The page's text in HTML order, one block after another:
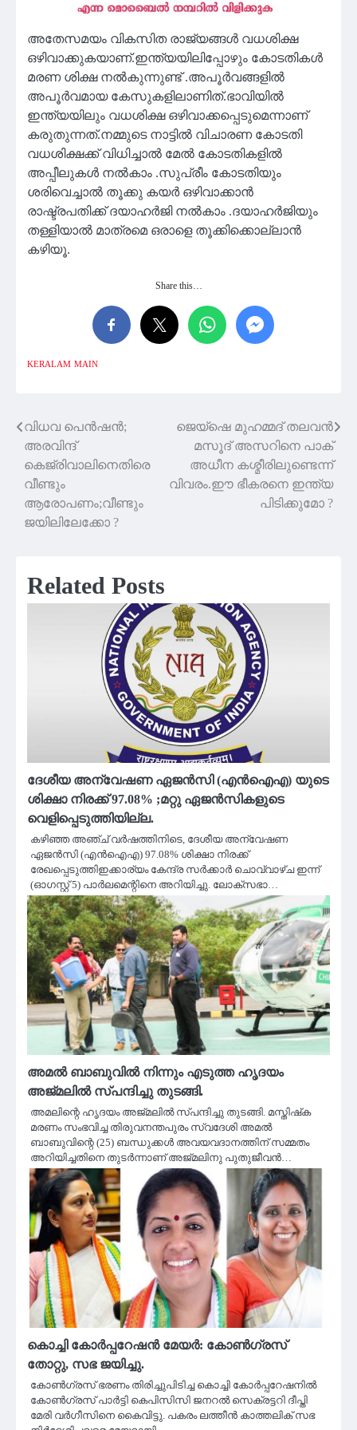
അതേസമയം വികസിത രാജ്യങ്ങൾ വധശിക്ഷ
ഒഴിവാക്കുകയാണ്.ഇന്ത്യയിലിപ്പോഴും കോടതികൾ
മരണ ശിക്ഷ നൽകുന്നുണ്ട് .അപൂർവങ്ങളിൽ
അപൂർവമായ കേസുകളിലാണിത്.ഭാവിയിൽ
ഇന്ത്യയിലും വധശിക്ഷ ഒഴിവാക്കപ്പെടുമെന്നാണ്
കരുതുന്നത്.നമ്മുടെ നാട്ടിൽ വിചാരണ കോടതി
വധശിക്ഷക്ക് വിധിച്ചാൽ മേൽ കോടതികളിൽ
അപ്പീലുകൾ നൽകാം .സുപ്രീം കോടതിയും
ശരിവെച്ചാൽ തൂക്കു കയർ ഒഴിവാക്കാൻ
രാഷ്ട്രപതിക്ക് ദയാഹർജി നൽകാം .ദയാഹർജിയും
തള്ളിയാൽ മാത്രമെ ഒരാളെ തൂക്കിക്കൊല്ലാൻ
കഴിയൂ.
Share this…
KERALAM MAIN
Post
navigation
വിധവ പെൻഷൻ;
അരവിന്ദ്
കെജ്രിവാലിനെതിരെ
വീണ്ടും
ആരോപണം;വീണ്ടും
ജയിലിലേക്കോ ?
ജെയ്‌ഷെ മുഹമ്മദ് തലവൻ
മസൂദ് അസറിനെ പാക്
അധീന കശ്മീരിലുണ്ടെന്ന്
വിവരം.ഈ ഭീകരനെ ഇന്ത്യ
പിടിക്കുമോ ?
Related Posts
ദേശീയ അന്വേഷണ ഏജൻസി (എൻ‌ഐ‌എ) യുടെ
ശിക്ഷാ നിരക്ക് 97.08% ;മറ്റു ഏജൻസികളുടെ
വെളിപ്പെടുത്തിയില്ല.
കഴിഞ്ഞ അഞ്ച് വർഷത്തിനിടെ, ദേശീയ അന്വേഷണ
ഏജൻസി (എൻ‌ഐ‌എ) 97.08% ശിക്ഷാ നിരക്ക്
രേഖപ്പെടുത്തിഇക്കാര്യം കേന്ദ്ര സർക്കാർ ചൊവ്വാഴ്ച ഇന്ന്
(ഓഗസ്റ്റ് 5) പാർലമെന്റിനെ അറിയിച്ചു. ലോക്‌സഭാ…
അമല്‍ ബാബുവില്‍ നിന്നും എടുത്ത ഹൃദയം
അജ്‌മലിൽ സ്പന്ദിച്ചു തുടങ്ങി.
അമലിന്റെ ഹൃദയം അജ്‌മലിൽ സ്പന്ദിച്ചു തുടങ്ങി. മസ്തിഷ്‌ക
മരണം സംഭവിച്ച തിരുവനന്തപുരം സ്വദേശി അമല്‍
ബാബുവിന്റെ (25) ബന്ധുക്കള്‍ അവയവദാനത്തിന് സമ്മതം
അറിയിച്ചതിനെ തുടര്‍ന്നാണ് അജ്‌മലിനു പുതുജീവന്‍…
കൊച്ചി കോർപ്പറേഷൻ മേയർ: കോൺഗ്രസ്
തോറ്റു, സഭ ജയിച്ചു.
കോണ്‍ഗ്രസ് ഭരണം തിരിച്ചുപിടിച്ച കൊച്ചി കോര്‍പ്പറേഷനില്‍
കോൺഗ്രസ് പാർട്ടി കെപിസിസി ജനറല്‍ സെക്രട്ടറി ദീപ്തി
മേരി വര്‍ഗീസിനെ കൈവിട്ടു. പകരം ലത്തീൻ കാത്തലിക് സഭ